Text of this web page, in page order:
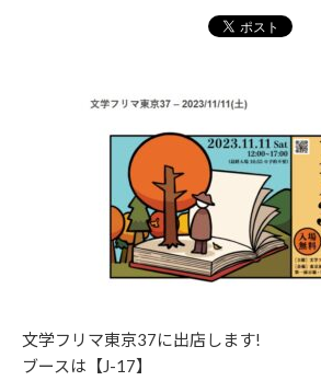
文学フリマ東京37に出店します!
ブースは【J-17】